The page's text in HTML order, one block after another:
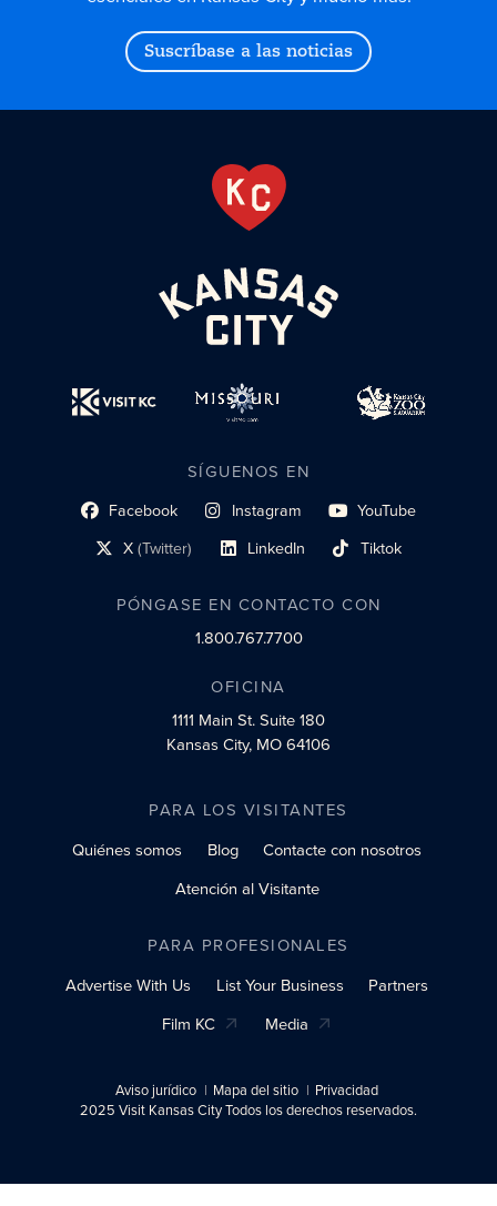
Suscríbase a las noticias
SÍGUENOS EN
Facebook
enlace al perfil social Instagram
enlace de perfil social YouTube
enlace de perfil social
X(Twitter)
enlace al perfil social LinkedIn
enlace al perfil social Tiktok
enlace al perfil social
PÓNGASE EN CONTACTO CON
1.800.767.7700
OFICINA
1111 Main St.Suite 180
Kansas City, MO 64106
PARA LOS VISITANTES
Quiénes somos
Blog
Contacte con nosotros
Atención al Visitante
PARA PROFESIONALES
Advertise With Us
List Your Business
Partners
Film KC
Media
Aviso jurídico Mapa del sitio
Privacidad
2025 Visit Kansas City Todos los derechos reservados.